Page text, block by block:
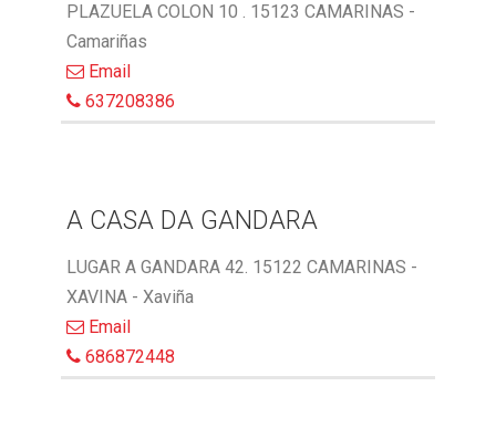
PLAZUELA COLON 10 . 15123 CAMARINAS -
Camariñas
Email
637208386
A CASA DA GANDARA
LUGAR A GANDARA 42. 15122 CAMARINAS -
XAVINA - Xaviña
Email
686872448